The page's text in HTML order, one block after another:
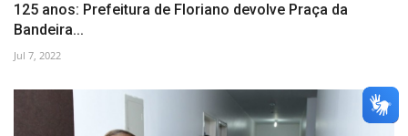
125 anos: Prefeitura de Floriano devolve Praça da
Bandeira...
Jul 7, 2022